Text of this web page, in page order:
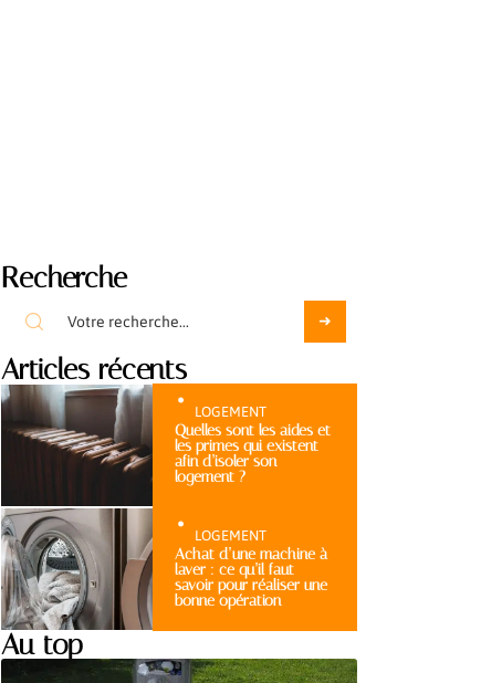
Recherche
Articles récents
LOGEMENT
Quelles sont les aides et
les primes qui existent
afin d’isoler son
logement ?
LOGEMENT
Achat d’une machine à
laver : ce qu’il faut
savoir pour réaliser une
bonne opération
Au top